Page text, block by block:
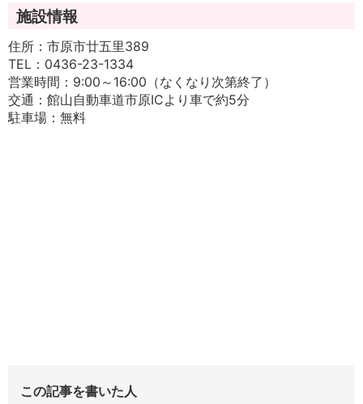
施設情報
住所：市原市廿五里389
TEL：0436-23-1334
営業時間：9:00～16:00（なくなり次第終了）
交通：館山自動車道市原ICより車で約5分
駐車場：無料
この記事を書いた人